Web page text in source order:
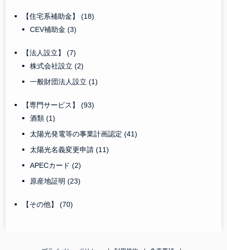
【住宅系補助金】(18)
CEV補助金(3)
【法人設立】(7)
株式会社設立(2)
一般財団法人設立(1)
【専門サービス】(93)
酒類(1)
太陽光発電等の事業計画認定(41)
太陽光名義変更申請(11)
APECカード(2)
原産地証明(23)
【その他】(70)